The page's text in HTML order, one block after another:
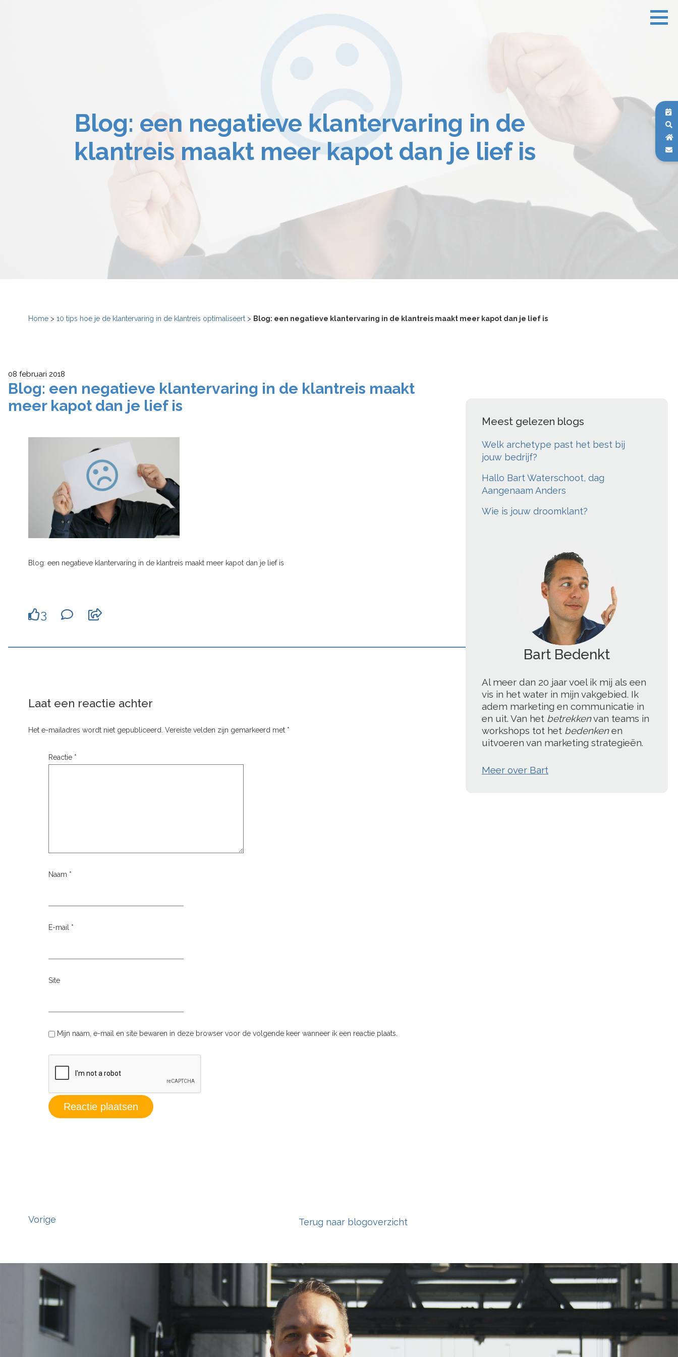
Blog: een negatieve klantervaring in de
klantreis maakt meer kapot dan je lief is
Home > 10 tips hoe je de klantervaring in de klantreis optimaliseert > Blog: een negatieve klantervaring in de klantreis maakt meer kapot dan je lief is
08 februari 2018
Blog: een negatieve klantervaring in de klantreis maakt
meer kapot dan je lief is
Blog: een negatieve klantervaring in de klantreis maakt meer kapot dan je lief is
Meest gelezen blogs
Welk archetype past het best bij
jouw bedrijf?
Hallo Bart Waterschoot, dag
Aangenaam Anders
Wie is jouw droomklant?
';
Bart Blogt
Al meer dan 20 jaar voel ik mij als een
vis in het water in mijn vakgebied. Ik
adem marketing en communicatie in
en uit. Van het betrekkenvan teams in
workshops tot het bedenkenen
uitvoeren van marketing strategieën.
Meer over Bart
3
Laat een reactie achter
Het e-mailadres wordt niet gepubliceerd. Vereiste velden zijn gemarkeerd met *
Reactie *
Naam *
E-mail *
Site
Mijn naam, e-mail en site bewaren in deze browser voor de volgende keer wanneer ik een reactie plaats.
Vorige Terug naar blogoverzicht